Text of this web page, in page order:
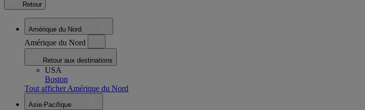
Retour
Amérique du Nord
Amérique du Nord
Retour aux destinations
USA
Boston
Tout afficher Amérique du Nord
Asie-Pacifique